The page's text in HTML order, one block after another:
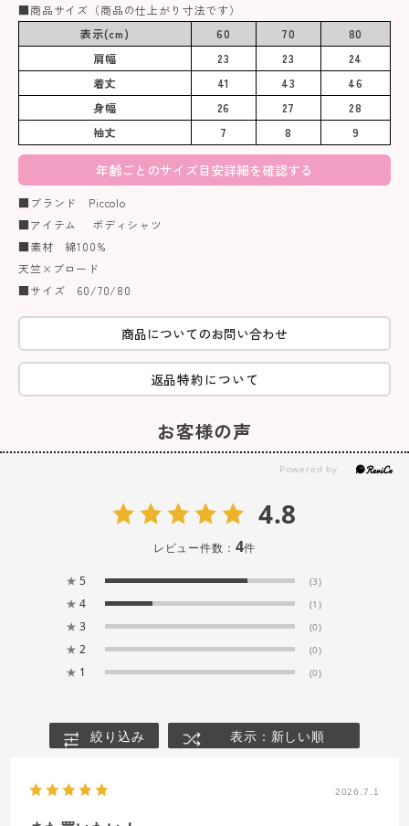
■商品サイズ（商品の仕上がり寸法です）
表示(cm)
60 70
80
肩幅
23 23
24
着丈
41 43
46
身幅
26 27
28
袖丈
7 8 9
年齢ごとのサイズ目安詳細を確認する
■ブランド Piccolo
■アイテム ボディシャツ
■素材 綿100%
天竺×ブロード
■サイズ 60/70/80
商品についてのお問い合わせ
返品特約について
お客様の声
4.8
レビュー件数： 4件
★ 5 (3)
★ 4 (1)
★ 3 (0)
★ 2 (0)
★ 1 (0)
絞り込み 表示：新しい順
2026.7.1